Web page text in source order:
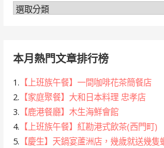
分
本月熱門文章排行榜
1. 【上班族午餐】一間咖啡花茶簡餐店
2. 【家庭聚餐】大和日本料理 忠孝店
3. 【鹿港餐廳】木生海鮮會館
4. 【上班族午餐】紅勘港式飲茶(西門町)
5. 【慶生】天鍋宴蘆洲店，幾歲就送幾隻